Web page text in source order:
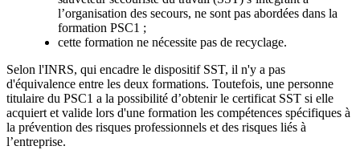
l’organisation des secours, ne sont pas abordées dans la
formation PSC1 ;
cette formation ne nécessite pas de recyclage.
Selon l'INRS, qui encadre le dispositif SST, il n'y a pas
d'équivalence entre les deux formations. Toutefois, une personne
titulaire du PSC1 a la possibilité d’obtenir le certificat SST si elle
acquiert et valide lors d'une formation les compétences spécifiques à
la prévention des risques professionnels et des risques liés à
l’entreprise.